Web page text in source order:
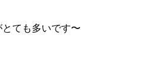
ても多いです〜